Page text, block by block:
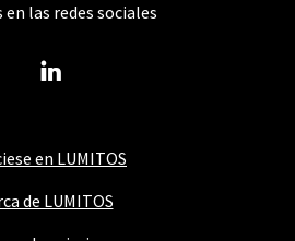
en LUMITOS
de LUMITOS
en las redes sociales